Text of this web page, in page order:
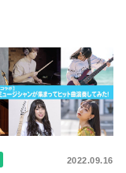
2022.09.16